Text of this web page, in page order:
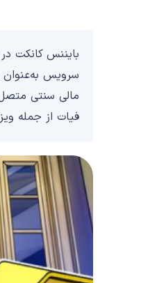
سرویس به‌عنوان
فیات از جمله